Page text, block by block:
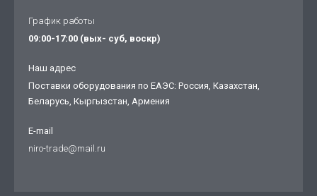
График работы
09:00-17:00 (вых- суб, воскр)
Наш адрес
Поставки оборудования по ЕАЭС: Россия, Казахстан,
Беларусь, Кыргызстан, Армения
E-mail
niro-trade@mail.ru